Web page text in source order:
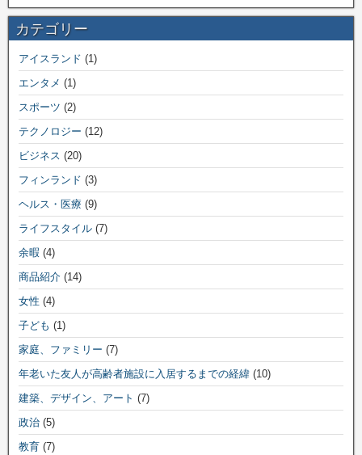
カテゴリー
アイスランド (1)
エンタメ (1)
スポーツ (2)
テクノロジー (12)
ビジネス (20)
フィンランド (3)
ヘルス・医療 (9)
ライフスタイル (7)
余暇 (4)
商品紹介 (14)
女性 (4)
子ども (1)
家庭、ファミリー (7)
年老いた友人が高齢者施設に入居するまでの経緯 (10)
建築、デザイン、アート (7)
政治 (5)
教育 (7)